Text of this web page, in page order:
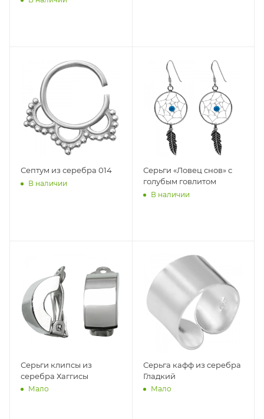
Септум из серебра 014
В наличии
Серьги «Ловец снов» с
голубым говлитом
В наличии
Серьги клипсы из
серебра Хаггисы
Мало
Серьга кафф из серебра
Гладкий
Мало